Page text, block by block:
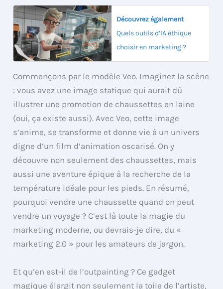
Découvrez également
Quels outils d’IA éthique
choisir en marketing ?
Commençons par le modèle Veo. Imaginez la scène
: vous avez une image statique qui aurait dû
illustrer une promotion de chaussettes en laine
(oui, ça existe aussi). Avec Veo, cette image
s’anime, se transforme et donne vie à un univers
digne d’un film d’animation oscarisé. On y
découvre non seulement des chaussettes, mais
aussi une aventure épique à la recherche de la
température idéale pour les pieds. En résumé,
pourquoi vendre une chaussette quand on peut
vendre un voyage ? C’est là toute la magie du
marketing moderne, ou devrais-je dire, du «
marketing 2.0 » pour les amateurs de jargon.
Et qu’en est-il de l’outpainting ? Ce gadget
magique élargit non seulement la toile de l’artiste,